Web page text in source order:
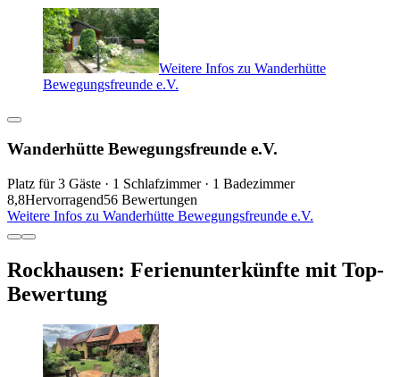
Weitere Infos zu Wanderhütte
Bewegungsfreunde e.V.
Wanderhütte Bewegungsfreunde e.V.
Platz für 3 Gäste · 1 Schlafzimmer · 1 Badezimmer
8,8Hervorragend56 Bewertungen
Weitere Infos zu Wanderhütte Bewegungsfreunde e.V.
Rockhausen: Ferienunterkünfte mit Top-
Bewertung